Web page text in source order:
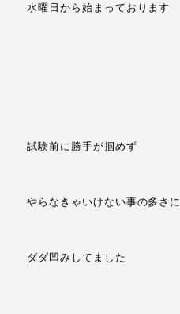
水曜日から始まっております
試験前に勝手が掴めず
やらなきゃいけない事の多さに
ダダ凹みしてました